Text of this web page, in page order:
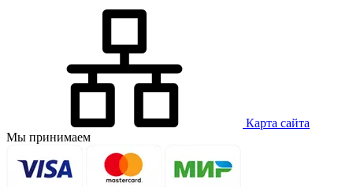
Карта сайта
Мы принимаем